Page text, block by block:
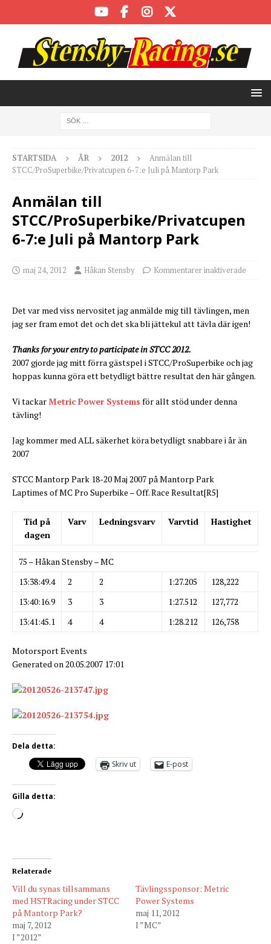
STARTSIDA ÅR 2012
Anmälan till
STCC/ProSuperbike/Privatcupen 6-7:e Juli på Mantorp Park
Anmälan till
STCC/ProSuperbike/Privatcupen
6-7:e Juli på Mantorp Park
maj 24, 2012 Håkan Stensby Kommentarer inaktiverade
Det var med viss nervositet jag anmälde mig till tävlingen, men
jag ser fram emot det och det ska bli jättekul att tävla där igen!
Thanks for your entry to participate in STCC 2012.
2007 gjorde jag mitt förra gästspel i STCC/ProSuperbike och jag
hoppas kunna göra ett betydligt bättre resultat den här gången.
Vi tackarMetric Power Systems för allt stöd under denna
tävling!
Jag kommer med ALL säkerhet köra betydligt snabbare i år än
2007
STCC Mantorp Park 18-20 Maj 2007 på Mantorp Park
Laptimes of MC Pro Superbike – Off. Race Resultat[R5]
Tid på
dagen
Varv Ledningsvarv Varvtid Hastighet
75 – Håkan Stensby – MC
13:38:49.4
2 2 1:27.205 128,222
13:40:16.9
3 3 1:27.512 127,772
13:41:45.1
4 4 1:28.212 126,758
Motorsport Events
Generated on 20.05.2007 17:01
Dela detta:
Skriv ut
E-post
Gilla detta:
Relaterade
Vill du synas tillsammans
med HSTRacing under STCC
på Mantorp Park?
maj 7, 2012
I ”2012”
Tävlingssponsor: Metric
Power Systems
maj 11, 2012
I ”MC”